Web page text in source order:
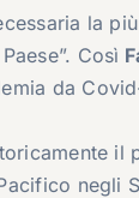
la
Così
da
il
negli